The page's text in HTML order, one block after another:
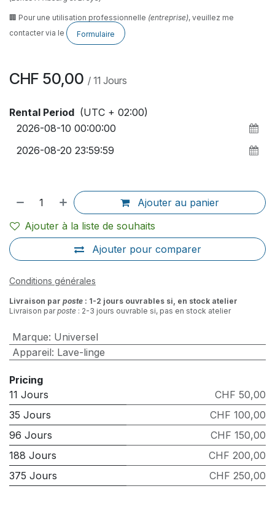
🏢 Pour une utilisation professionnelle (entreprise), veuillez me
contacter via le
Formulaire
CHF 50,00 / 11 Jours
Rental Period (UTC + 02:00)
Ajouter au panier
Ajouter pour comparer
Ajouter à la liste de souhaits
Conditions générales
Livraison par poste : 1-2 jours ouvrables si, en stock atelier
Livraison parposte : 2-3 jours ouvrable si, pas en stock atelier
Marque: Universel
Appareil: Lave-linge
Pricing
11 Jours
CHF 50,00
35 Jours
CHF 100,00
96 Jours
CHF 150,00
188 Jours
CHF 200,00
375 Jours
CHF 250,00